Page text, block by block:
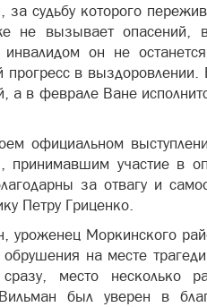
судьбу которого
не вызывает опасений,
он не
прогресс в
а в феврале Ване
официальном
принимавшим участие в
за отвагу и
Петру Гриценко.
, уроженец Моркинского
обрушения на месте
место несколько
Вильман был уверен в